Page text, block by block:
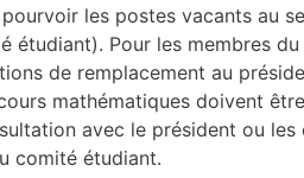
les postes vacants au
étudiant). Pour les membres
de remplacement au
mathématiques doivent
avec le président ou
comité étudiant.